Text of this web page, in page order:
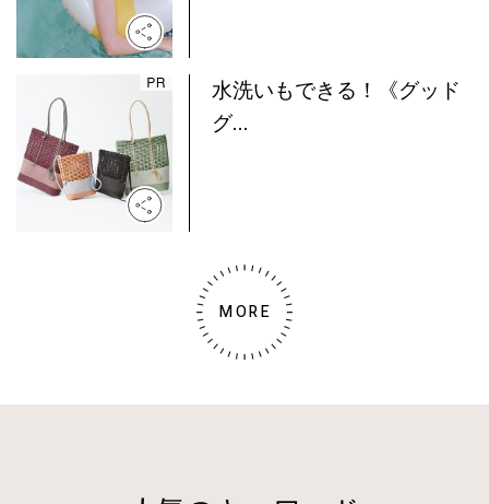
水洗いもできる！《グッド
グ...
MORE